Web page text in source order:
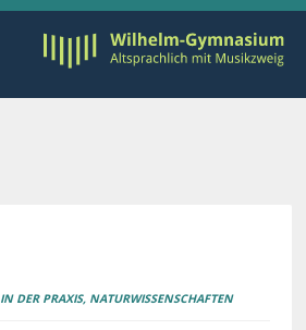
IN DER PRAXIS NATURWISSENSCHAFTEN